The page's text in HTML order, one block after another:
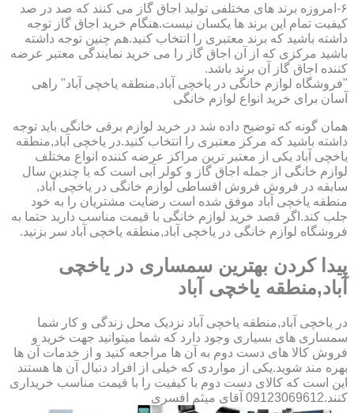
۶-امروزه برند های مختلفی تولید اجاق گاز می کنند که صد در صد
کیفیت تمام این برند ها یکسان نیست.هنگام خرید اجاق گاز توجه
داشته باشید که برند معتبری را انتخاب کنید.هم چنین توجه داشته
باشید مرکزی که از آن اجاق گاز را می خرید نمایندگی معتبر عرضه
کننده اجاق گاز آن برند باشد.
"فروشگاه لوازم خانگی در یاخچی آباد,منطقه یاخچی آباد" راهی
آسان برای خرید انواع لوازم خانگی
همان گونه که توضیح داده شد در خرید لوازم برقی خانگی باید توجه
داشته باشید که مرکز معتبری را انتخاب کنید.در یاخچی آباد,منطقه
یاخچی آباد یکی از معتبر ترین مراکز عرضه کننده انواع مختلف
لوازم خانگی از جمله اجاق گاز و کولر آبی است که با چندین سال
سابقه در فروش فروش اقساطی لوازم خانگی در یاخچی آباد,
منطقه یاخچی آباد موفق شده است رضایت مشتریان را به خود
جلب کند.اگر قصد خرید لوازم خانگی با قیمت مناسب دارید حتما به
فروشگاه لوازم خانگی در یاخچی آباد,منطقه یاخچی آباد سر بزنید.
پیدا کردن بهترین سمساری در یاخچی
آباد,منطقه یاخچی آباد
در یاخچی آباد,منطقه یاخچی آباد نزدیک محل زندگی و کار شما
سمساری های بسیاری وجود دارد که شما میتوانید جهت خرید و
فروش کالا های دست دوم به آن ها مراجعه کنید و از خدمات آن ها
بهره مند شوید.یکی از مواردی که خیلی از افراد دنبال آن ها هستند
این است که کالای دست دوم با کیفیت را با قیمت مناسب خریداری
کنند.09123069612 آقای میثم افسری